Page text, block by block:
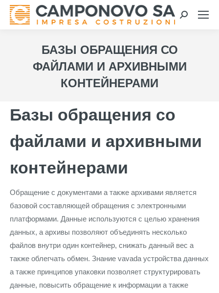
Search:
БАЗЫ ОБРАЩЕНИЯ СО
ФАЙЛАМИ И АРХИВНЫМИ
КОНТЕЙНЕРАМИ
Базы обращения со
файлами и архивными
контейнерами
Обращение с документами а также архивами является
базовой составляющей обращения с электронными
платформами. Данные используются с целью хранения
данных, а архивы позволяют объединять несколько
файлов внутри один контейнер, снижать данный вес а
также облегчать обмен. Знание vavada устройства данных
а также принципов упаковки позволяет структурировать
данные, повысить обращение к информации а также